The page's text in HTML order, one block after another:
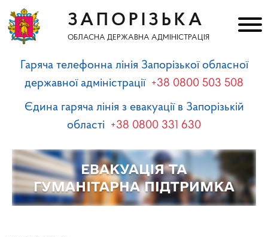
ЗАПОРІЗЬКА
ОБЛАСНА ДЕРЖАВНА АДМІНІСТРАЦІЯ
Гаряча телефонна лінія Запорізької обласної
державної адміністрації +38 0800 503 508
Єдина гаряча лінія з евакуації в Запорізькій
області +38 0800 331 630